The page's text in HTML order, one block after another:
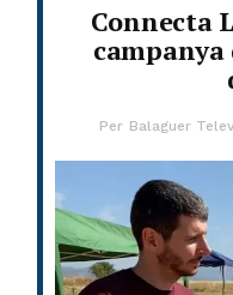
Connecta
campanya
Per Balaguer